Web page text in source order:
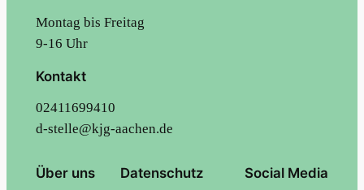
Montag bis Freitag
9-16 Uhr
Kontakt
02411699410
d-stelle@kjg-aachen.de
Über uns Datenschutz Social Media